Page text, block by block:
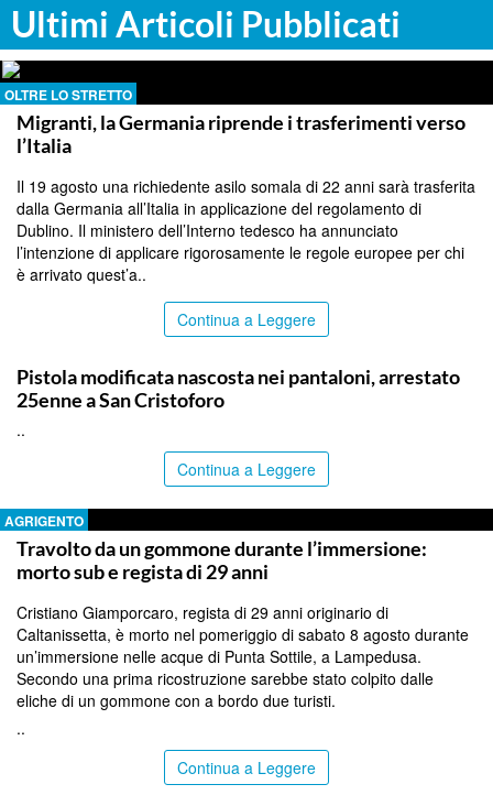
Ultimi Articoli Pubblicati
OLTRE LO STRETTO
Migranti, la Germania riprende i trasferimenti verso
l’Italia
Il 19 agosto una richiedente asilo somala di 22 anni sarà trasferita
dalla Germania all’Italia in applicazione del regolamento di
Dublino. Il ministero dell’Interno tedesco ha annunciato
l’intenzione di applicare rigorosamente le regole europee per chi
è arrivato quest’a..
Continua a Leggere
Pistola modificata nascosta nei pantaloni, arrestato
25enne a San Cristoforo
..
Continua a Leggere
AGRIGENTO
Travolto da un gommone durante l’immersione:
morto sub e regista di 29 anni
Cristiano Giamporcaro, regista di 29 anni originario di
Caltanissetta, è morto nel pomeriggio di sabato 8 agosto durante
un’immersione nelle acque di Punta Sottile, a Lampedusa.
Secondo una prima ricostruzione sarebbe stato colpito dalle
eliche di un gommone con a bordo due turisti.
..
Continua a Leggere